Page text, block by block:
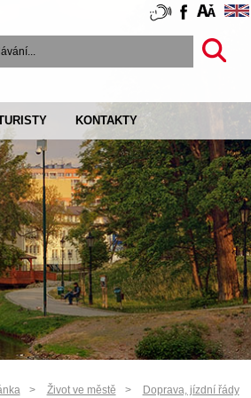
KONTAKTY
Život ve městě Doprava, jízdní řády